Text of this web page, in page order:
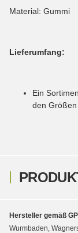
Material: Gummi
Lieferumfang:
Ein
den Größen
Hersteller gemäß
Wurmbaden,